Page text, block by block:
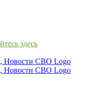
здесь